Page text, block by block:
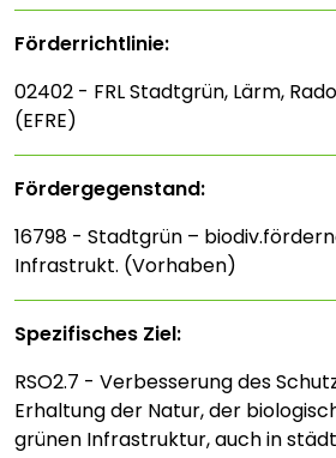
Förderrichtlinie:
02402 - FRL Stadtgrün, Lärm,
(EFRE)
Fördergegenstand:
16798 - Stadtgrün –
Infrastrukt. (Vorhaben)
Spezifisches Ziel:
RSO2.7 - Verbesserung des
Erhaltung der Natur, der
grünen Infrastruktur, auch in